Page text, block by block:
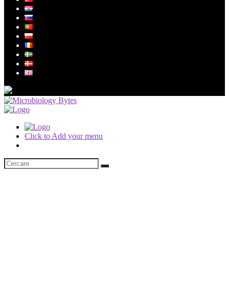
Click to Add your menu